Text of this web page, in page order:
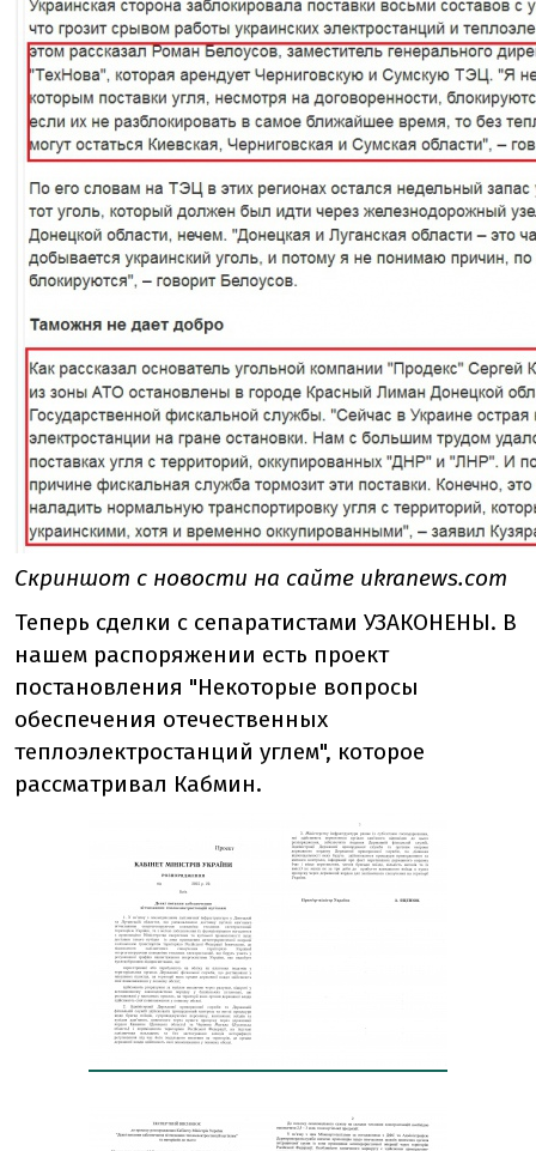
Скриншот с новости на сайте ukranews.com
Теперь сделки с сепаратистами УЗАКОНЕНЫ. В
нашем распоряжении есть проект
постановления "Некоторые вопросы
обеспечения отечественных
теплоэлектростанций углем", которое
рассматривал Кабмин.